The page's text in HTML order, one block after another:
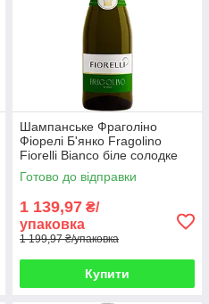
Шампанське Фраголіно
Фіорелі Б'янко Fragolino
Fiorelli Bianco біле солодке
Полуничне 750 мл Італія (6
шт./1уп
Готово до відправки
1 139,97 ₴/
упаковка
1 199,97 ₴/упаковка
Купити